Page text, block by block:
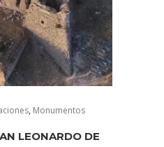
, Monumentos
LEONARDO DE